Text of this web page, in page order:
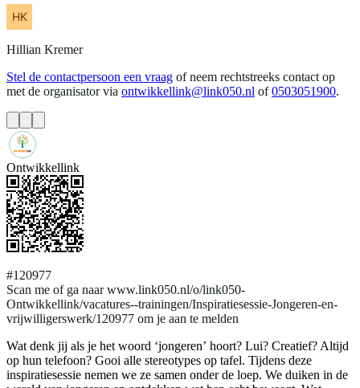
Hillian Kremer
Stel de contactpersoon een vraag of neem rechtstreeks contact op
met de organisator via ontwikkellink@link050.nl of 0503051900.
Ontwikkellink
#120977
Scan me of ga naar www.link050.nl/o/link050-
Ontwikkellink/vacatures--trainingen/Inspiratiesessie-Jongeren-en-
vrijwilligerswerk/120977 om je aan te melden
Wat denk jij als je het woord ‘jongeren’ hoort? Lui? Creatief? Altijd
op hun telefoon? Gooi alle stereotypes op tafel. Tijdens deze
inspiratiesessie nemen we ze samen onder de loep. We duiken in de